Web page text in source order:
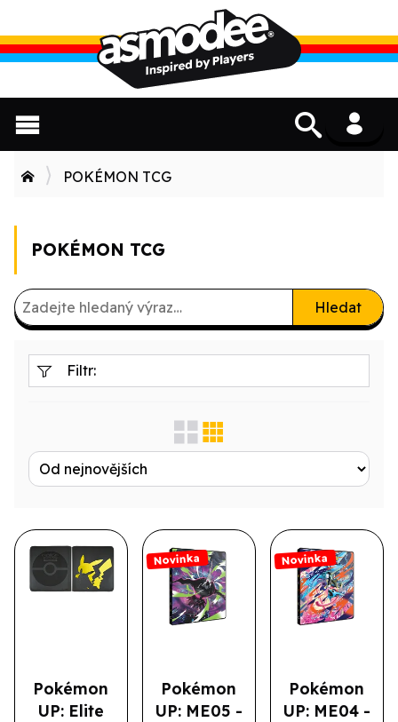
POKÉMON TCG
POKÉMON TCG
Hledat
Filtr:
Zobrazit jen...
Výrobce
Pokémon
UP: Elite
Pokémon
UP: ME05 -
Novinka
Pokémon
UP: ME04 -
Novinka